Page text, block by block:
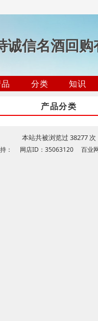
诚信名酒回购
分类 知识
产品分类
本站共被浏览过 38277 次
持： 网店ID：35063120 百业网